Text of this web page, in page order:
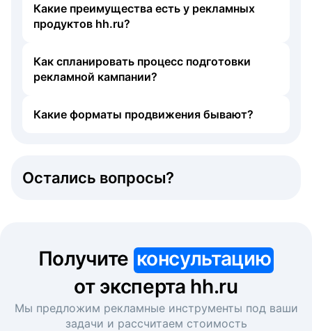
Какие преимущества есть у рекламных
продуктов hh.ru?
Как спланировать процесс подготовки
рекламной кампании?
Какие форматы продвижения бывают?
Остались вопросы?
Получите консультацию
от эксперта hh.ru
Мы предложим рекламные инструменты под ваши
задачи и рассчитаем стоимость